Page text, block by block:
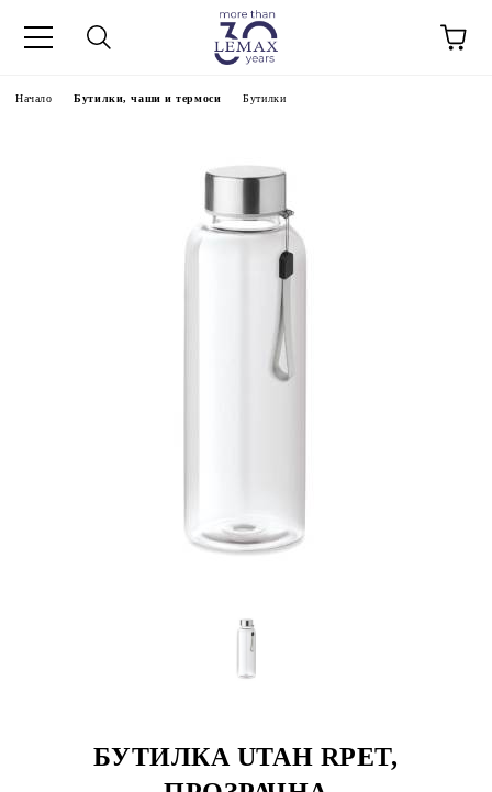
Начало Бутилки, чаши и термоси Бутилки
БУТИЛКА UTAH RPET,